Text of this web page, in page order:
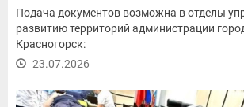
Подача документов возможна в отделы
развитию территорий администрации
Красногорск:
23.07.2026